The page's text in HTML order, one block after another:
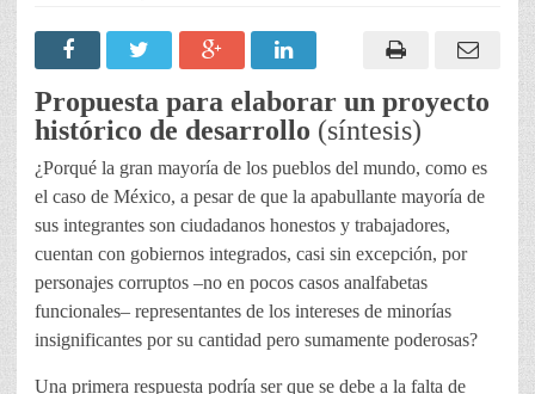
Propuesta para elaborar un proyecto
histórico de desarrollo (síntesis)
¿Porqué la gran mayoría de los pueblos del mundo, como es
el caso de México, a pesar de que la apabullante mayoría de
sus integrantes son ciudadanos honestos y trabajadores,
cuentan con gobiernos integrados, casi sin excepción, por
personajes corruptos –no en pocos casos analfabetas
funcionales– representantes de los intereses de minorías
insignificantes por su cantidad pero sumamente poderosas?
Una primera respuesta podría ser que se debe a la falta de